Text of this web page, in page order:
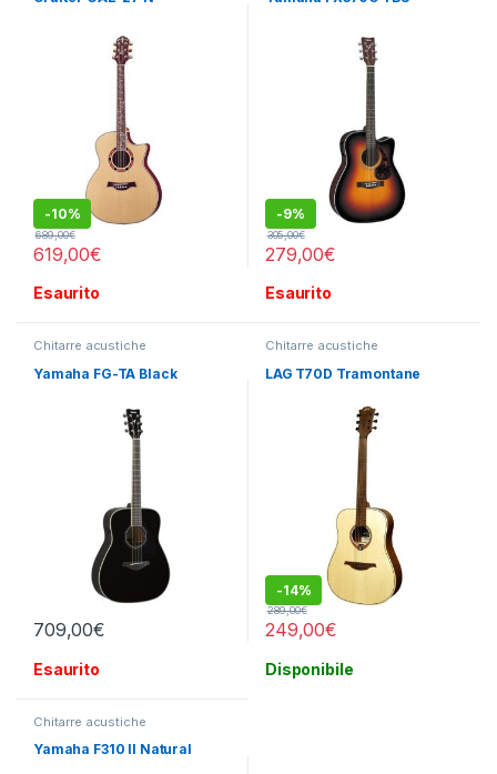
-10%
619,00€
689,00€
Esaurito
-9%
279,00€
305,00€
Esaurito
Chitarre acustiche
Yamaha FG-TA Black
709,00€
Esaurito
Chitarre acustiche
LAG T70D Tramontane
-14%
249,00€
289,00€
Disponibile
Chitarre acustiche
Yamaha F310 II Natural